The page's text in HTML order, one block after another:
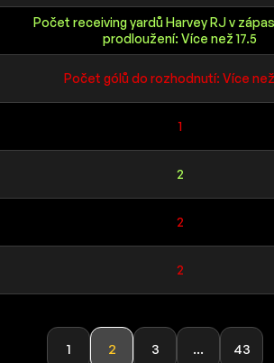
Počet receiving yardů Harvey RJ v
prodloužení: Více než 17.5
Počet gólů do rozhodnutí: Více
1
2
2
2
1 2 3 ... 43